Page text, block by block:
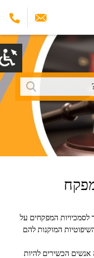
לסמכיויות המפקחים על
המוקנות להם
הכשירים להיות